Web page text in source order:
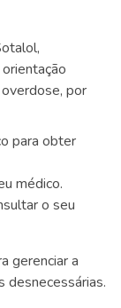
por
para obter
médico.
o seu
gerenciar a
desnecessárias.